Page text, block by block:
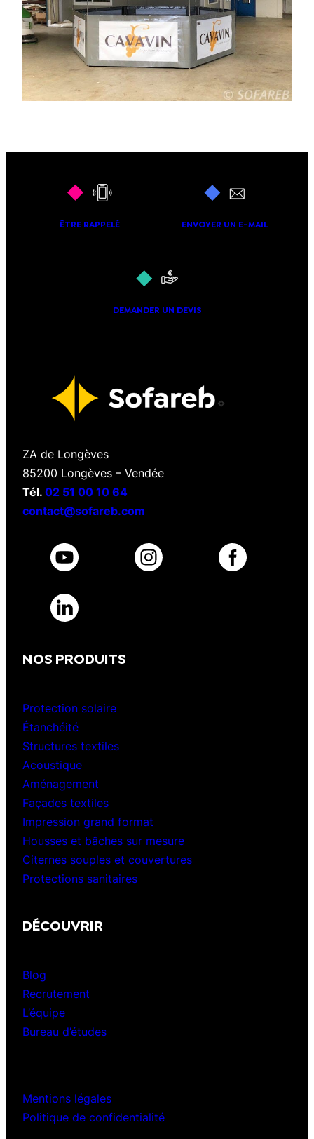
ÊTRE RAPPELÉ ENVOYER UN E-MAIL
DEMANDER UN DEVIS
ZA de Longèves
85200 Longèves – Vendée
Tél. 02 51 00 10 64
contact@sofareb.com
NOS PRODUITS
Protection solaire
Étanchéité
Structures textiles
Acoustique
Aménagement
Façades textiles
Impression grand format
Housses et bâches sur mesure
Citernes souples et couvertures
Protections sanitaires
DÉCOUVRIR
Blog
Recrutement
L’équipe
Bureau d’études
Mentions légales
Politique de confidentialité